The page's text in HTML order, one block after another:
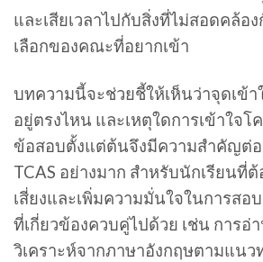
และเสียเวลาไปกับสิ่งที่ไม่สอดคล้อ
เลือกของคณะที่อยากเข้า
บทความนี้จะช่วยชี้ให้เห็นว่าจุดเข้า
อยู่ตรงไหน และเหตุใดการเข้าใจโ
ข้อสอบตั้งแต่ต้นจึงมีความสำคัญต่อ
TCAS อย่างมาก สำหรับนักเรียนที่
เสี่ยงและเพิ่มความมั่นใจในการส
ที่เกี่ยวข้องควบคู่ไปด้วย เช่น การอ่
วิเคราะห์จากภาษาอังกฤษตามแนว